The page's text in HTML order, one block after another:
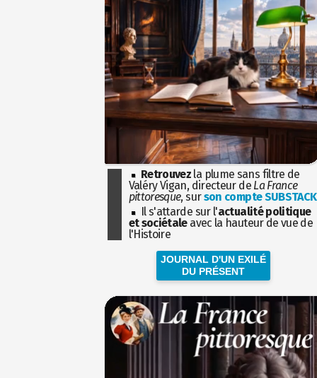
Retrouvez la plume sans filtre de
Valéry Vigan, directeur de La France
pittoresque, surson compte SUBSTACK
Il s'attarde sur l'actualité politique
et sociétaleavec la hauteur de vue de
l'Histoire
JOURNAL D'UN EXILÉ
DU PRÉSENT